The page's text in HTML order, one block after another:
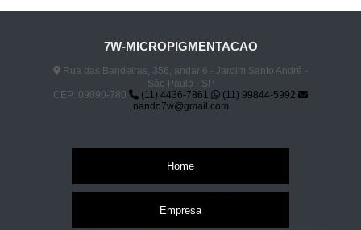
7W-MICROPIGMENTACAO
Rua das Bandeiras, 356, andar 6 - Jardim Santo André -
São Paulo - SP
CEP: 09090-780
(11) 4436-7861
(11) 99844-5992
nando7w@gmail.com
Home
Empresa